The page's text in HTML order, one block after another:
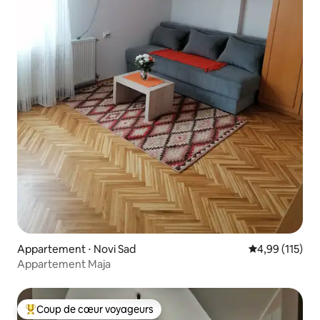
Appartement ⋅ Novi Sad Évaluation
4,99 (115)
Appartement Maja
Coups de cœur voyageurs les plus appréciés
Coup de cœur voyageurs